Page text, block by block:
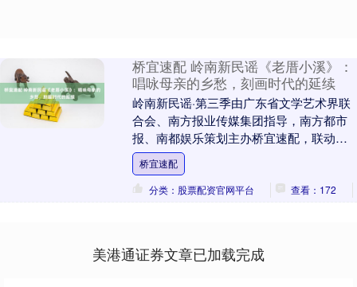
桥宜速配 岭南新民谣《老厝小溪》：
唱咏母亲的乡愁，刻画时代的延续
岭南新民谣·第三季由广东省文学艺术界联
合会、南方报业传媒集团指导，南方都市
报、南都娱乐策划主办桥宜速配，联动文
化机构、行业协会、高等院校、音乐厂
牌、音乐平台等各....
桥宜速配
分类：股票配资官网平台
查看：172
美港通证券文章已加载完成